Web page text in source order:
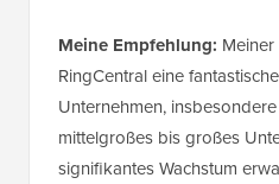
Meine Empfehlung:
RingCentral eine
Unternehmen,
mittelgroßes bis großes
signifikantes Wachstum